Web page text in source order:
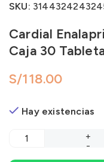
SKU:
Cardial
Caja 30
S/
Hay existencias